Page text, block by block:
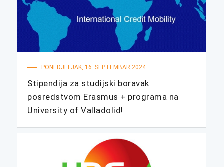
PONEDJELJAK, 16. SEPTEMBAR 2024.
Stipendija za studijski boravak
posredstvom Erasmus + programa na
University of Valladolid!